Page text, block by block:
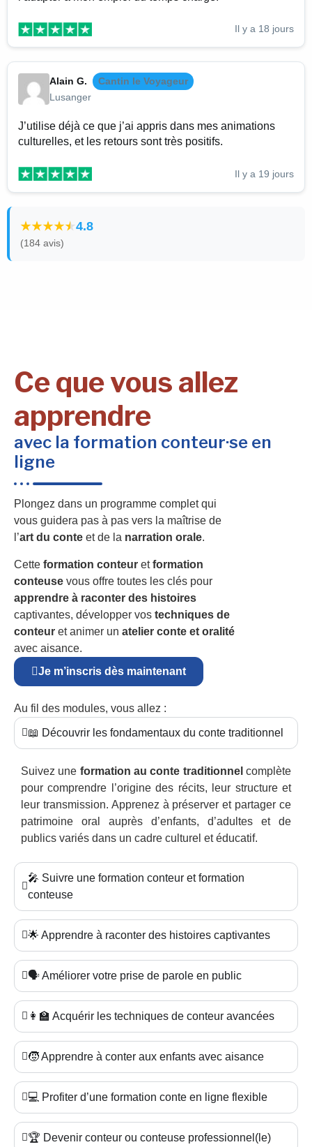
Il y a 18 jours
Alain G.
Cantin le Voyageur
Lusanger
J’utilise déjà ce que j’ai appris dans mes animations
culturelles, et les retours sont très positifs.
Il y a 19 jours
4.8
(184 avis)
Ce que vous allez
apprendre
avec la formation conteur·se en
ligne
Plongez dans un programme complet qui
vous guidera pas à pas vers la maîtrise de
l’art du conte et de la narration orale.
Cette formation conteur etformation
conteuse vous offre toutes les clés pour
apprendre à raconter des histoires
captivantes, développer vos techniques de
conteur et animer un atelier conte et oralité
avec aisance.
Je m’inscris dès maintenant
Au fil des modules, vous allez :
📖 Découvrir les fondamentaux du conte traditionnel
Suivez une formation au conte traditionnel complète
pour comprendre l’origine des récits, leur structure et
leur transmission. Apprenez à préserver et partager ce
patrimoine oral auprès d’enfants, d’adultes et de
publics variés dans un cadre culturel et éducatif.
🎤 Suivre une formation conteur et formation
conteuse
🌟 Apprendre à raconter des histoires captivantes
🗣️ Améliorer votre prise de parole en public
👩‍🏫 Acquérir les techniques de conteur avancées
🧒 Apprendre à conter aux enfants avec aisance
💻 Profiter d’une formation conte en ligne flexible
🏆 Devenir conteur ou conteuse professionnel(le)